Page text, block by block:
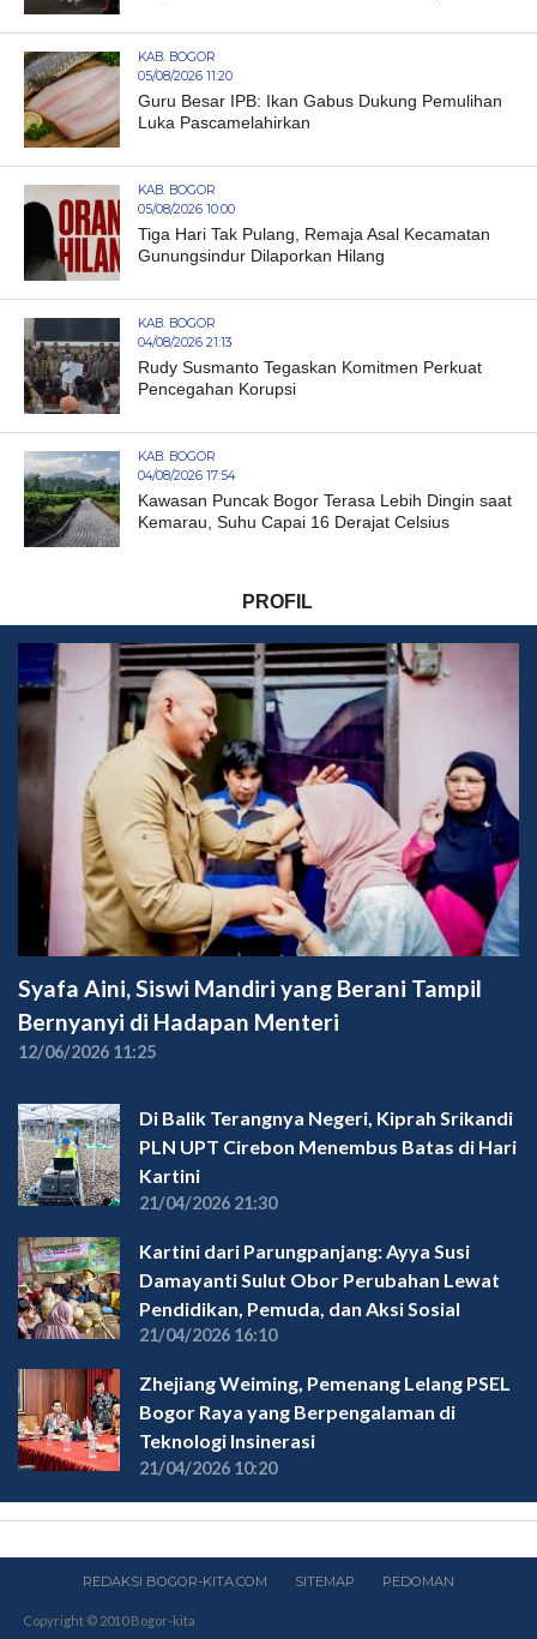
KAB. BOGOR
05/08/2026 11:20
Guru Besar IPB: Ikan Gabus Dukung Pemulihan
Luka Pascamelahirkan
KAB. BOGOR
05/08/2026 10:00
Tiga Hari Tak Pulang, Remaja Asal Kecamatan
Gunungsindur Dilaporkan Hilang
KAB. BOGOR
04/08/2026 21:13
Rudy Susmanto Tegaskan Komitmen Perkuat
Pencegahan Korupsi
KAB. BOGOR
04/08/2026 17:54
Kawasan Puncak Bogor Terasa Lebih Dingin saat
Kemarau, Suhu Capai 16 Derajat Celsius
PROFIL
Syafa Aini, Siswi Mandiri yang Berani Tampil
Bernyanyi di Hadapan Menteri
12/06/2026 11:25
Di Balik Terangnya Negeri, Kiprah Srikandi
PLN UPT Cirebon Menembus Batas di Hari
Kartini
21/04/2026 21:30
Kartini dari Parungpanjang: Ayya Susi
Damayanti Sulut Obor Perubahan Lewat
Pendidikan, Pemuda, dan Aksi Sosial
21/04/2026 16:10
Zhejiang Weiming, Pemenang Lelang PSEL
Bogor Raya yang Berpengalaman di
Teknologi Insinerasi
21/04/2026 10:20
REDAKSI BOGOR-KITA.COM SITEMAP PEDOMAN
Copyright © 2010 Bogor-kita